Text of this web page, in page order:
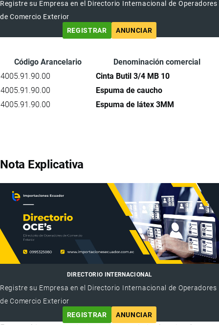
Registre su Empresa en el Directorio Internacional de Operadores
de Comercio Exterior
REGISTRAR
ANUNCIAR
Código Arancelario
Denominación comercial
4005.91.90.00
Cinta Butil 3/4 MB 10
4005.91.90.00
Espuma de caucho
4005.91.90.00
Espuma de látex 3MM
Nota Explicativa
DIRECTORIO INTERNACIONAL
Registre su Empresa en el Directorio Internacional de Operadores
de Comercio Exterior
REGISTRAR
ANUNCIAR